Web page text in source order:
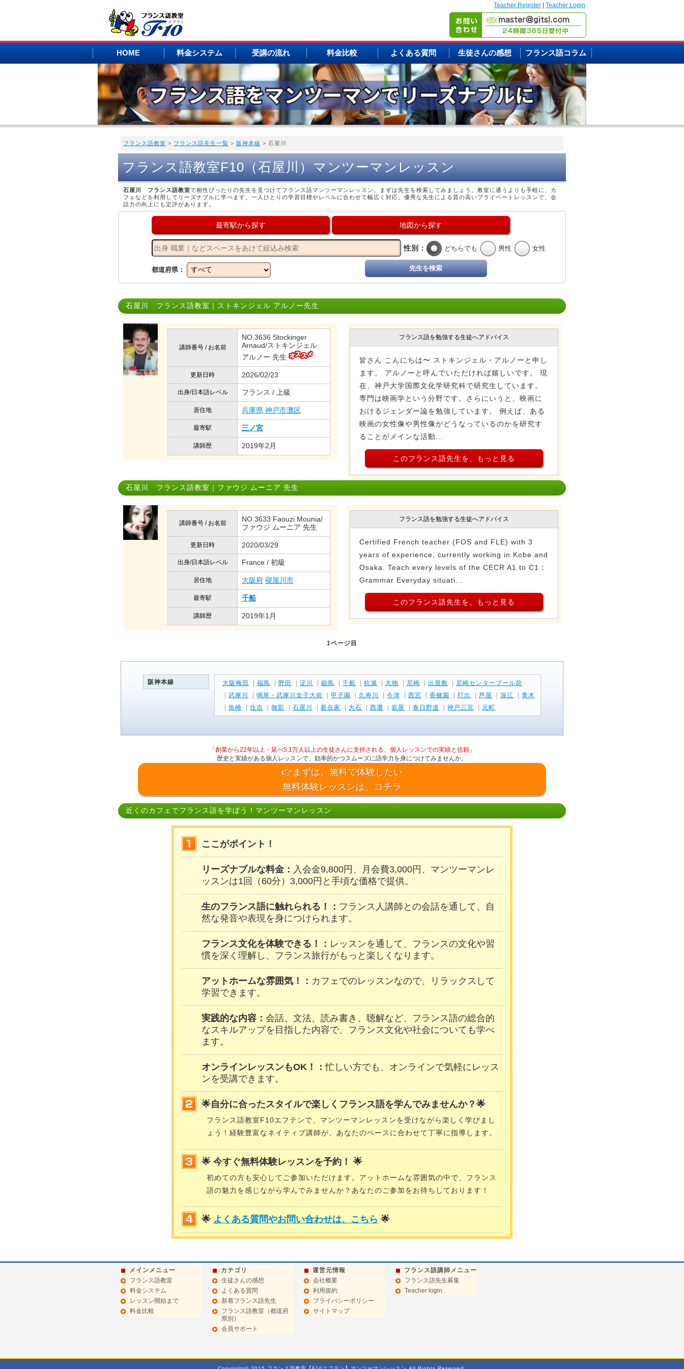
Teacher Register Teacher Login
HOME 料金システム 受講の流れ 料金比較 よくある質問 生徒さんの感想 フランス語コラム
フランス語教室 > フランス語先生一覧 > 阪神本線 > 石屋川
フランス語教室F10（石屋川）マンツーマンレッスン
石屋川 フランス語教室で相性ぴったりの先生を見つけてフランス語マンツーマンレッスン。まずは先生を検索してみましょう。教室に通うよりも手軽に、カ
フェなどを利用してリーズナブルに学べます。一人ひとりの学習目標やレベルに合わせて幅広く対応。優秀な先生による質の高いプライベートレッスンで、会
話力の向上にも定評があります。
最寄駅から探す 地図から探す
性別： どちらでも 男性 女性
都道府県： 先生を検索
石屋川 フランス語教室｜ストキンジェル アルノー先生
講師番号 / お名前
NO.3636 Stockinger
Arnaud/ストキンジェル
アルノー 先生
更新日時 2026/02/23
出身/日本語レベル フランス / 上級
居住地 兵庫県 神戸市灘区
最寄駅 三ノ宮
講師歴 2019年2月
フランス語を勉強する生徒へアドバイス
皆さん こんにちは〜 ストキンジェル・アルノーと申し
ます。 アルノーと呼んでいただければ嬉しいです。 現
在、神戸大学国際文化学研究科で研究生しています。
専門は映画学という分野です。さらにいうと、映画に
おけるジェンダー論を勉強しています。 例えば、ある
映画の女性像や男性像がどうなっているのかを研究す
ることがメインな活動...
このフランス語先生を、もっと見る
石屋川 フランス語教室｜ファウジ ムーニア 先生
講師番号 / お名前
NO.3633 Faouzi Mounia/
ファウジ ムーニア 先生
更新日時 2020/03/29
出身/日本語レベル France / 初級
居住地 大阪府 寝屋川市
最寄駅 千船
講師歴 2019年1月
フランス語を勉強する生徒へアドバイス
Certified French teacher (FOS and FLE) with 3
years of experience, currently working in Kobe and
Osaka. Teach every levels of the CECR A1 to C1：
Grammar Everyday situati...
このフランス語先生を、もっと見る
1ページ目
阪神本線 大阪梅田 |福島 |野田 |淀川 |姫島 |千船 |杭瀬 |大物 尼崎 |出屋敷
尼崎センタープール前
|武庫川 |鳴尾・武庫川女子大前 |甲子園 久寿川 |今津 |西宮 |香櫨園 |打出 |芦屋 |深江 |青木
|魚崎 |住吉 |御影 |石屋川 |新在家 |大石 |西灘 |岩屋 |春日野道 |神戸三宮 |元町
「創業から22年以上・延べ5.1万人以上の生徒さんに支持される、個人レッスンでの実績と信頼」
歴史と実績がある個人レッスンで、効率的かつスムーズに語学力を身につけてみませんか。
👉まずは、無料で体験したい
無料体験レッスンは、コチラ
近くのカフェでフランス語を学ぼう！マンツーマンレッスン
ここがポイント！
リーズナブルな料金： 入会金9,800円、月会費3,000円、マンツーマンレ
ッスンは1回（60分）3,000円と手頃な価格で提供。
生のフランス語に触れられる！： フランス人講師との会話を通して、自
然な発音や表現を身につけられます。
フランス文化を体験できる！： レッスンを通して、フランスの文化や習
慣を深く理解し、フランス旅行がもっと楽しくなります。
アットホームな雰囲気！： カフェでのレッスンなので、リラックスして
学習できます。
実践的な内容： 会話、文法、読み書き、聴解など、フランス語の総合的
なスキルアップを目指した内容で、フランス文化や社会についても学べ
ます。
オンラインレッスンもOK！：忙しい方でも、オンラインで気軽にレッス
ンを受講できます。
🌟自分に合ったスタイルで楽しくフランス語を学んでみませんか？🌟
フランス語教室F10エフテンで、マンツーマンレッスンを受けながら楽しく学びまし
ょう！経験豊富なネイティブ講師が、あなたのペースに合わせて丁寧に指導します。
🌟 今すぐ無料体験レッスンを予約！ 🌟
初めての方も安心してご参加いただけます。アットホームな雰囲気の中で、フランス
語の魅力を感じながら学んでみませんか？あなたのご参加をお待ちしております！
🌟 よくある質問やお問い合わせは、こちら 🌟
メインメニュー
フランス語教室
料金システム
レッスン開始まで
料金比較
カテゴリ
生徒さんの感想
よくある質問
新着フランス語先生
フランス語教室（都道府
県別）
会員サポート
運営元情報
会社概要
利用規約
プライバシーポリシー
サイトマップ
フランス語講師メニュー
フランス語先生募集
Teacher login